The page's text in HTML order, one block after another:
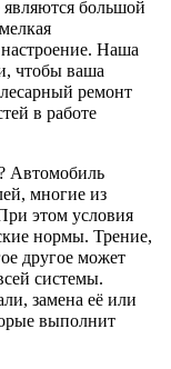
большой
Наша
чтобы ваша
ремонт
в работе
Автомобиль
многие из
этом условия
нормы. Трение,
другое может
системы.
замена её или
выполнит